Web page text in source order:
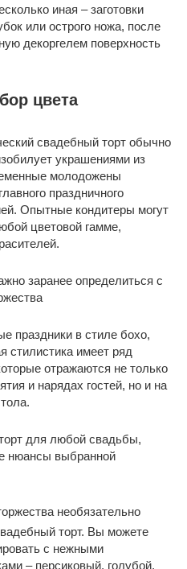
иная – заготовки
или острого ножа, после
декоргелем поверхность
цвета
свадебный торт обычно
украшениями из
молодожены
праздничного
Опытные кондитеры могут
цветовой гамме,
заранее определиться с
праздники в стиле бохо,
стилистика имеет ряд
отражаются не только
и нарядах гостей, но и на
для любой свадьбы,
нюансы выбранной
необязательно
торт. Вы можете
с нежными
– персиковый, голубой,